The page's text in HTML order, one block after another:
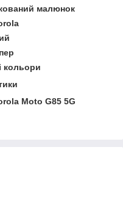
малюнок
кольори
Moto G85 5G